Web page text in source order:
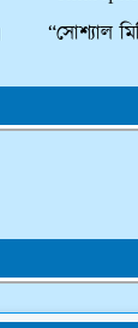
“সোশ্যাল